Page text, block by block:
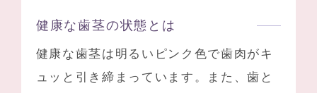
健康な歯茎の状態とは
健康な歯茎は明るいピンク色で歯肉がキ
ュッと引き締まっています。また、歯と